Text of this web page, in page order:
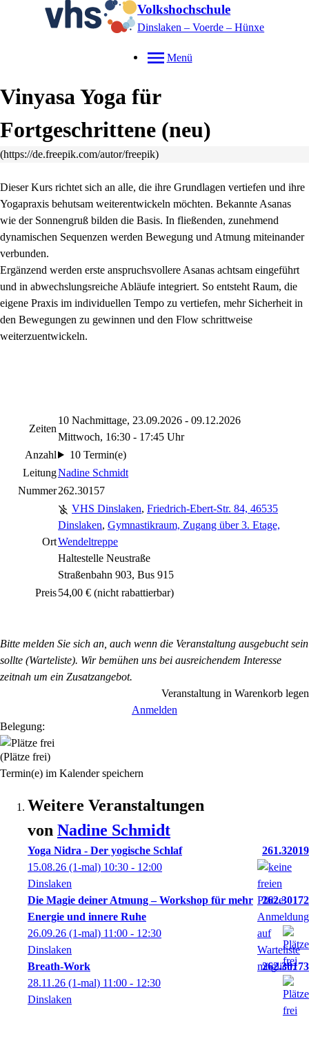
Volkshochschule
Dinslaken – Voerde – Hünxe
Menü
Vinyasa Yoga für
Fortgeschrittene neu
(https://de.freepik.com/autor/freepik)
Dieser Kurs richtet sich an alle, die ihre Grundlagen vertiefen und ihre
Yogapraxis behutsam weiterentwickeln möchten. Bekannte Asanas
wie der Sonnengruß bilden die Basis. In fließenden, zunehmend
dynamischen Sequenzen werden Bewegung und Atmung miteinander
verbunden.
Ergänzend werden erste anspruchsvollere Asanas achtsam eingeführt
und in abwechslungsreiche Abläufe integriert. So entsteht Raum, die
eigene Praxis im individuellen Tempo zu vertiefen, mehr Sicherheit in
den Bewegungen zu gewinnen und den Flow schrittweise
weiterzuentwickeln.
Zeiten
10 Nachmittage, 23.09.2026 - 09.12.2026
Mittwoch, 16:30 - 17:45 Uhr
Anzahl
10 Termin(e)
LeitungNadine Schmidt
Nummer262.30157
Ort
VHS Dinslaken, Friedrich-Ebert-Str. 84, 46535
Dinslaken, Gymnastikraum, Zugang über 3. Etage,
Wendeltreppe
Haltestelle Neustraße
Straßenbahn 903, Bus 915
Preis54,00 € (nicht rabattierbar)
Bitte melden Sie sich an, auch wenn die Veranstaltung ausgebucht sein
sollte (Warteliste). Wir bemühen uns bei ausreichendem Interesse
zeitnah um ein Zusatzangebot.
Veranstaltung in Warenkorb legen
Anmelden
Belegung:
(Plätze frei)
Termin(e) im Kalender speichern
Weitere Veranstaltungen
von Nadine Schmidt
Yoga Nidra - Der yogische Schlaf
261.32019
15.08.26 (1-mal) 10:30 - 12:00
Dinslaken
Die Magie deiner Atmung – Workshop für mehr
Energie und innere Ruhe
262.30172
26.09.26 (1-mal) 11:00 - 12:30
Dinslaken
Breath-Work
262.30173
28.11.26 (1-mal) 11:00 - 12:30
Dinslaken